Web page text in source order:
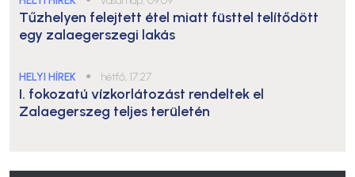
Tűzhelyen felejtett étel miatt füsttel telítődött
egy zalaegerszegi lakás
HELYI HÍREK ● hétfő, 17:27
I. fokozatú vízkorlátozást rendeltek el
Zalaegerszeg teljes területén